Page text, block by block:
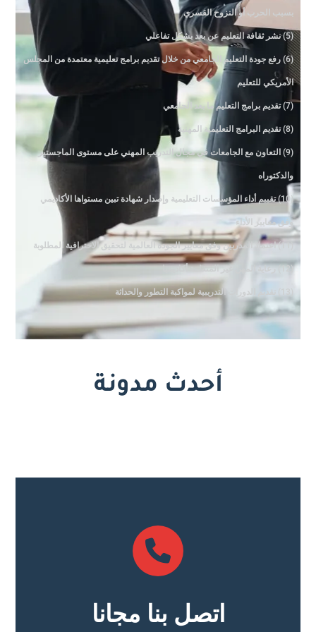
بسبب الحرب أو النزوح القسري
(5) نشر ثقافة التعليم عن بعد بشكل تفاعلي
(6) رفع جودة التعليم الجامعي من خلال تقديم برامج تعليمية معتمدة من المجلس
الأمريكي للتعليم
(7) تقديم برامج التعليم ما بعد الجامعي
(8) تقديم البرامج التعليمية المهنية
(9) التعاون مع الجامعات في مجال التدريب المهني على مستوى الماجستير
والدكتوراه
(10) تقييم أداء المؤسسات التعليمية وإصدار شهادة تبين مستواها الأكاديمي
وفق معايير الأداء
(12) رعاية المهن غير المنظمة أكاديميا
أحدث مدونة
اتصل بنا مجانا